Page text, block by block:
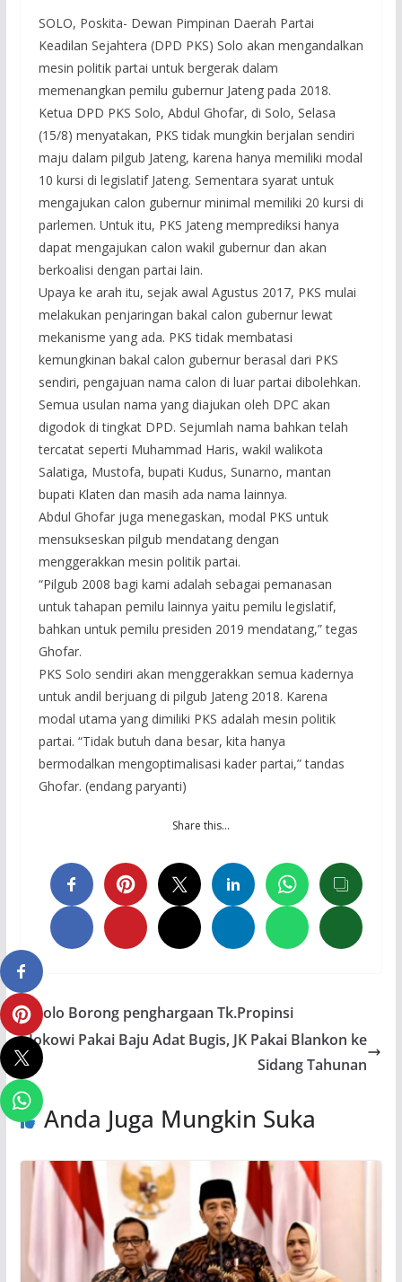
SOLO, Poskita- Dewan Pimpinan Daerah Partai
Keadilan Sejahtera (DPD PKS) Solo akan mengandalkan
mesin politik partai untuk bergerak dalam
memenangkan pemilu gubernur Jateng pada 2018.
Ketua DPD PKS Solo, Abdul Ghofar, di Solo, Selasa
(15/8) menyatakan, PKS tidak mungkin berjalan sendiri
maju dalam pilgub Jateng, karena hanya memiliki modal
10 kursi di legislatif Jateng. Sementara syarat untuk
mengajukan calon gubernur minimal memiliki 20 kursi di
parlemen. Untuk itu, PKS Jateng memprediksi hanya
dapat mengajukan calon wakil gubernur dan akan
berkoalisi dengan partai lain.
Upaya ke arah itu, sejak awal Agustus 2017, PKS mulai
melakukan penjaringan bakal calon gubernur lewat
mekanisme yang ada. PKS tidak membatasi
kemungkinan bakal calon gubernur berasal dari PKS
sendiri, pengajuan nama calon di luar partai dibolehkan.
Semua usulan nama yang diajukan oleh DPC akan
digodok di tingkat DPD. Sejumlah nama bahkan telah
tercatat seperti Muhammad Haris, wakil walikota
Salatiga, Mustofa, bupati Kudus, Sunarno, mantan
bupati Klaten dan masih ada nama lainnya.
Abdul Ghofar juga menegaskan, modal PKS untuk
mensukseskan pilgub mendatang dengan
menggerakkan mesin politik partai.
“Pilgub 2008 bagi kami adalah sebagai pemanasan
untuk tahapan pemilu lainnya yaitu pemilu legislatif,
bahkan untuk pemilu presiden 2019 mendatang,” tegas
Ghofar.
PKS Solo sendiri akan menggerakkan semua kadernya
untuk andil berjuang di pilgub Jateng 2018. Karena
modal utama yang dimiliki PKS adalah mesin politik
partai. “Tidak butuh dana besar, kita hanya
bermodalkan mengoptimalisasi kader partai,” tandas
Ghofar. (endang paryanti)
Share this…
Solo Borong penghargaan Tk.Propinsi
Jokowi Pakai Baju Adat Bugis, JK Pakai Blankon ke
Sidang Tahunan
Anda Juga Mungkin Suka